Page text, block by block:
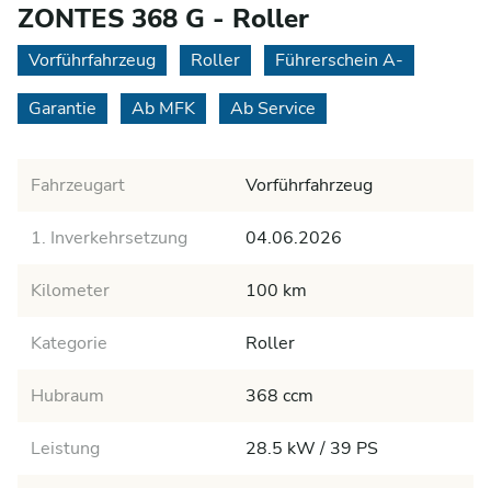
ZONTES 368 G - Roller
Vorführfahrzeug Roller
Führerschein A-
Garantie
Ab MFK Ab Service
Fahrzeugart Vorführfahrzeug
1. Inverkehrsetzung 04.06.2026
Kilometer 100 km
Kategorie Roller
Hubraum 368 ccm
Leistung 28.5 kW / 39 PS